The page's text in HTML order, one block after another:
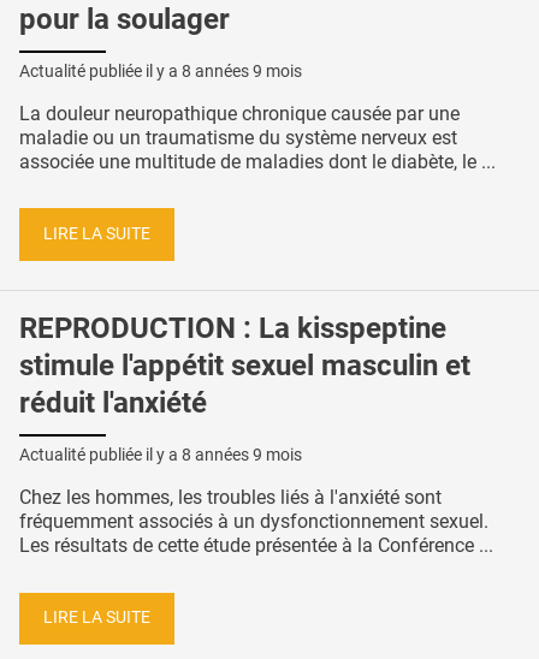
pour la soulager
Actualité publiée il y a 8 années 9 mois
La douleur neuropathique chronique causée par une
maladie ou un traumatisme du système nerveux est
associée une multitude de maladies dont le diabète, le ...
LIRE LA SUITE
REPRODUCTION : La kisspeptine
stimule l'appétit sexuel masculin et
réduit l'anxiété
Actualité publiée il y a 8 années 9 mois
Chez les hommes, les troubles liés à l'anxiété sont
fréquemment associés à un dysfonctionnement sexuel.
Les résultats de cette étude présentée à la Conférence ...
LIRE LA SUITE